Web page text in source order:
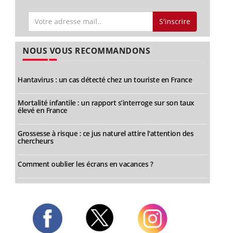
S'inscrire
NOUS VOUS RECOMMANDONS
Hantavirus : un cas détecté chez un touriste en France
Mortalité infantile : un rapport s’interroge sur son taux
élevé en France
Grossesse à risque : ce jus naturel attire l'attention des
chercheurs
Comment oublier les écrans en vacances ?